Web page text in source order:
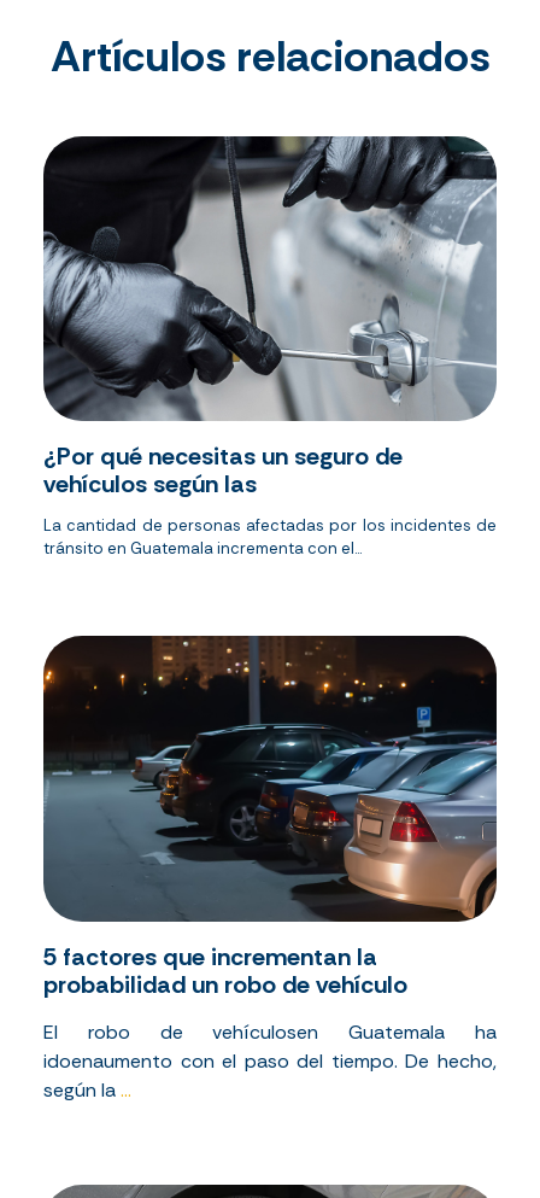
Artículos relacionados
¿Por qué necesitas un seguro de
vehículos según las
La cantidad de personas afectadas por los incidentes de
tránsito en Guatemala incrementa con el...
5 factores que incrementan la
probabilidad un robo de vehículo
El robo devehículosen Guatemala ha
idoenaumento conel paso del tiempo. Dehecho,
según la...